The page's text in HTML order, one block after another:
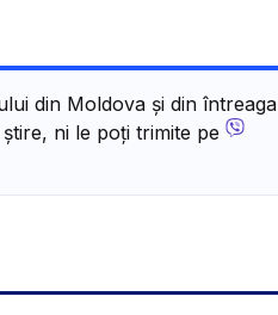
din Moldova și din întreaga
ni le poți trimite pe